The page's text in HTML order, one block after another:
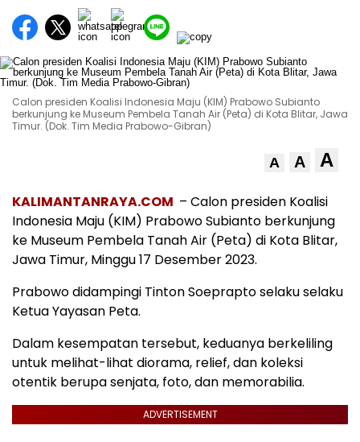
Calon presiden Koalisi Indonesia Maju (KIM) Prabowo Subianto
berkunjung ke Museum Pembela Tanah Air (Peta) di Kota Blitar, Jawa
Timur. (Dok. Tim Media Prabowo-Gibran)
A A A
KALIMANTANRAYA.COM – Calon presiden Koalisi
Indonesia Maju (KIM) Prabowo Subianto berkunjung
ke Museum Pembela Tanah Air (Peta) di Kota Blitar,
Jawa Timur, Minggu 17 Desember 2023.
Prabowo didampingi Tinton Soeprapto selaku selaku
Ketua Yayasan Peta.
Dalam kesempatan tersebut, keduanya berkeliling
untuk melihat-lihat diorama, relief, dan koleksi
otentik berupa senjata, foto, dan memorabilia.
ADVERTISEMENT